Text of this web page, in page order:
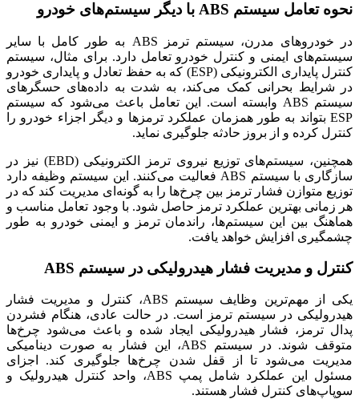
نحوه تعامل سیستم ABS با دیگر سیستم‌های خودرو
در خودروهای مدرن، سیستم ترمز ABS به طور کامل با سایر
سیستم‌های ایمنی و کنترل خودرو تعامل دارد. برای مثال، سیستم
کنترل پایداری الکترونیکی (ESP) که به حفظ تعادل و پایداری خودرو
در شرایط بحرانی کمک می‌کند، به شدت به داده‌های حسگرهای
سیستم ABS وابسته است. این تعامل باعث می‌شود که سیستم
ESP بتواند به طور همزمان عملکرد ترمزها و دیگر اجزاء خودرو را
کنترل کرده و از بروز حادثه جلوگیری نماید.
همچنین، سیستم‌های توزیع نیروی ترمز الکترونیکی (EBD) نیز در
سازگاری با سیستم ABS فعالیت می‌کنند. این سیستم وظیفه دارد
توزیع متوازن فشار ترمز بین چرخ‌ها را به گونه‌ای مدیریت کند که در
هر زمانی بهترین عملکرد ترمز حاصل شود. با وجود تعامل مناسب و
هماهنگ بین این سیستم‌ها، راندمان ترمز و ایمنی خودرو به طور
چشمگیری افزایش خواهد یافت.
کنترل و مدیریت فشار هیدرولیکی در سیستم ABS
یکی از مهم‌ترین وظایف سیستم ABS، کنترل و مدیریت فشار
هیدرولیکی در سیستم ترمز است. در حالت عادی، هنگام فشردن
پدال ترمز، فشار هیدرولیکی ایجاد شده و باعث می‌شود چرخ‌ها
متوقف شوند. در سیستم ABS، این فشار به صورت دینامیکی
مدیریت می‌شود تا از قفل شدن چرخ‌ها جلوگیری کند. اجزای
مسئول این عملکرد شامل پمپ ABS، واحد کنترل هیدرولیک و
سوپاپ‌های کنترل فشار هستند.